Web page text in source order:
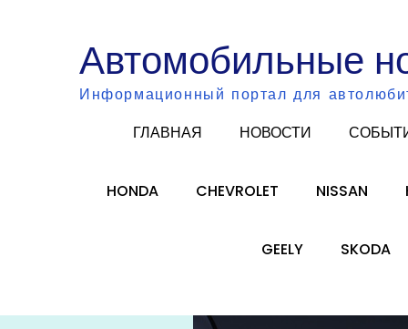
Автомобильные
Информационный портал для
ГЛАВНАЯ НОВОСТИ
HONDA CHEVROLET NISSAN
GEELY SKODA